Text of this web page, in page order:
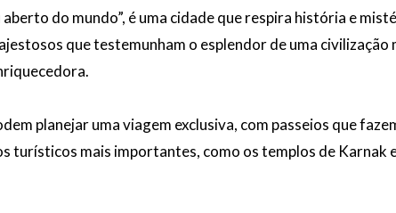
aberto do mundo”, é uma cidade que respira história e
que testemunham o esplendor de uma civilização
planejar uma viagem exclusiva, com passeios que
turísticos mais importantes, como os templos de Karnak